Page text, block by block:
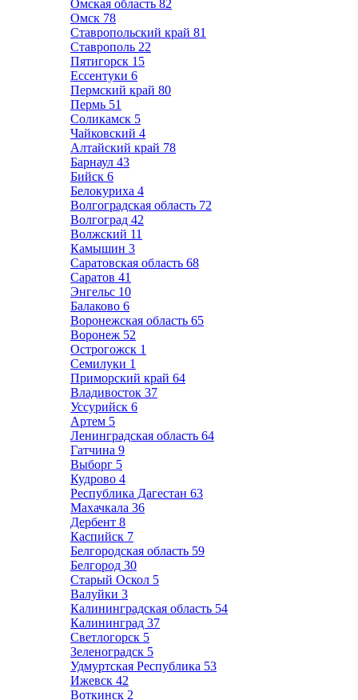
Омская область 82
Омск 78
Ставропольский край 81
Ставрополь 22
Пятигорск 15
Ессентуки 6
Пермский край 80
Пермь 51
Соликамск 5
Чайковский 4
Алтайский край 78
Барнаул 43
Бийск 6
Белокуриха 4
Волгоградская область 72
Волгоград 42
Волжский 11
Камышин 3
Саратовская область 68
Саратов 41
Энгельс 10
Балаково 6
Воронежская область 65
Воронеж 52
Острогожск 1
Семилуки 1
Приморский край 64
Владивосток 37
Уссурийск 6
Артем 5
Ленинградская область 64
Гатчина 9
Выборг 5
Кудрово 4
Республика Дагестан 63
Махачкала 36
Дербент 8
Каспийск 7
Белгородская область 59
Белгород 30
Старый Оскол 5
Валуйки 3
Калининградская область 54
Калининград 37
Светлогорск 5
Зеленоградск 5
Удмуртская Республика 53
Ижевск 42
Воткинск 2